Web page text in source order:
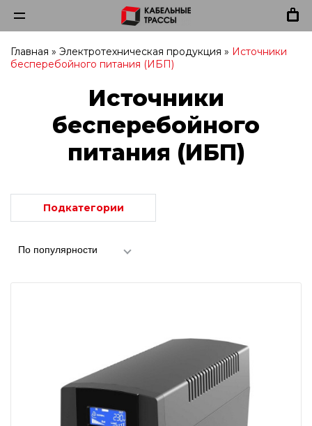
Главная » Электротехническая продукция » Источники
бесперебойного питания (ИБП)
Источники
бесперебойного
питания (ИБП)
Подкатегории
По популярности